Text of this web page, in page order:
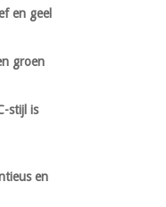
en geel
groen
stijl is
en